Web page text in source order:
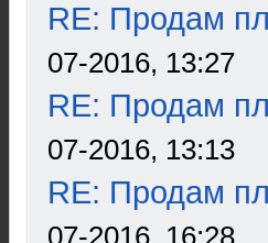
RE: Продам
07-2016, 13:27
RE: Продам
07-2016, 13:13
RE: Продам
07-2016, 16:28